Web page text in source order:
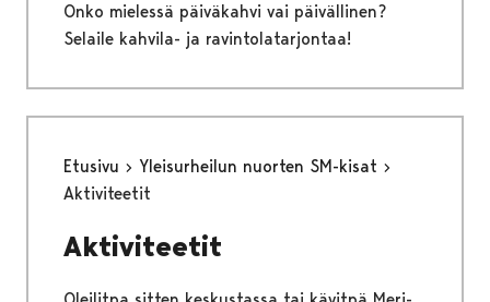
Onko mielessä päiväkahvi vai päivällinen?
Selaile kahvila- ja ravintolatarjontaa!
Etusivu
Yleisurheilun nuorten SM-kisat
Aktiviteetit
Aktiviteetit